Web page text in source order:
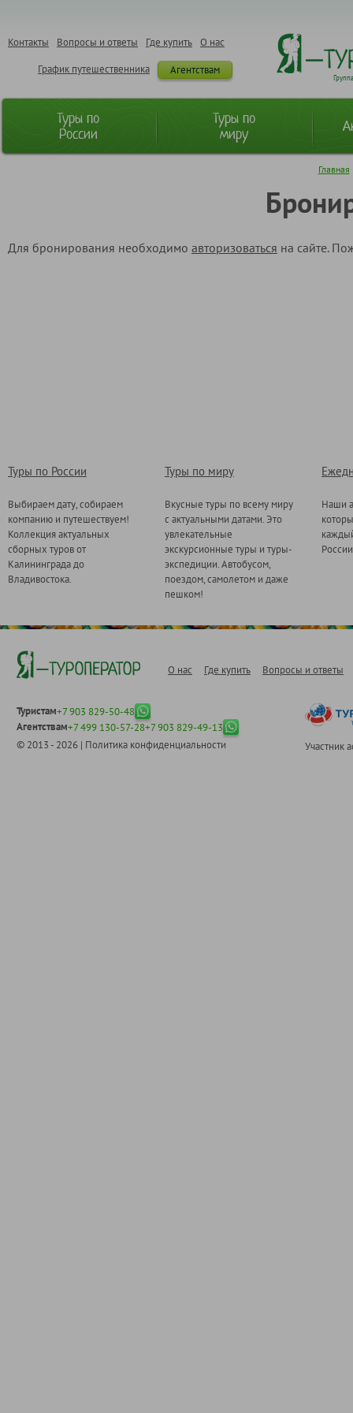
О нас
Где купить
Вопросы и ответы
Контакты
Агентствам
График путешественника
Туры по
России
Туры по
миру
Главная
Для бронирования необходимо авторизоваться на сайте.
Туры по России
Выбираем дату, собираем
компанию и путешествуем!
Коллекция актуальных
сборных туров от
Калининграда до
Владивостока.
Туры по миру
Вкусные туры по всему миру
с актуальными датами. Это
увлекательные
экскурсионные туры и туры-
экспедиции. Автобусом,
поездом, самолетом и даже
пешком!
Наши
О нас Где купить Вопросы и ответы
Туристам+7 903 829-50-48
Агентствам+7 499 130-57-28+7 903 829-49-13
© 2013 - 2026 | Политика конфиденциальности Участник